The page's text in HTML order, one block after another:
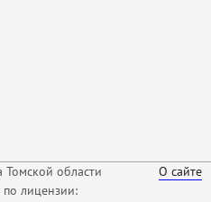
области
по лицензии:
О сайте